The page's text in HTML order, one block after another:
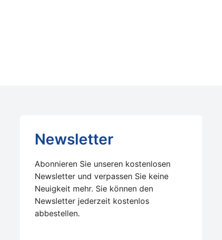
Newsletter
Abonnieren Sie unseren kostenlosen
Newsletter und verpassen Sie keine
Neuigkeit mehr. Sie können den
Newsletter jederzeit kostenlos
abbestellen.